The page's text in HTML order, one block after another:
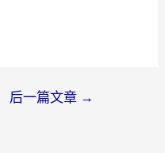
后一篇文章 →